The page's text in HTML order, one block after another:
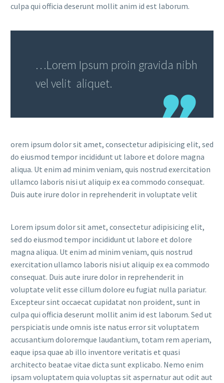
culpa qui officia deserunt mollit anim id est laborum.
…Lorem Ipsum proin gravida nibh
vel velit aliquet.
orem ipsum dolor sit amet, consectetur adipisicing elit, sed
do eiusmod tempor incididunt ut labore et dolore magna
aliqua. Ut enim ad minim veniam, quis nostrud exercitation
ullamco laboris nisi ut aliquip ex ea commodo consequat.
Duis aute irure dolor in reprehenderit in voluptate velit
Lorem ipsum dolor sit amet, consectetur adipisicing elit,
sed do eiusmod tempor incididunt ut labore et dolore
magna aliqua. Ut enim ad minim veniam, quis nostrud
exercitation ullamco laboris nisi ut aliquip ex ea commodo
consequat. Duis aute irure dolor in reprehenderit in
voluptate velit esse cillum dolore eu fugiat nulla pariatur.
Excepteur sint occaecat cupidatat non proident, sunt in
culpa qui officia deserunt mollit anim id est laborum. Sed ut
perspiciatis unde omnis iste natus error sit voluptatem
accusantium doloremque laudantium, totam rem aperiam,
eaque ipsa quae ab illo inventore veritatis et quasi
architecto beatae vitae dicta sunt explicabo. Nemo enim
ipsam voluptatem quia voluptas sit aspernatur aut odit aut